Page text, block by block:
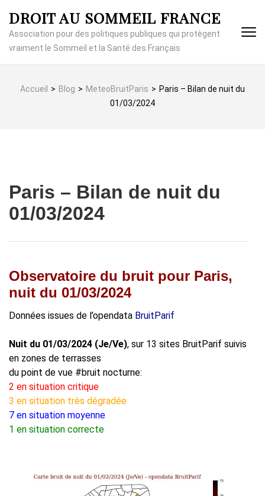
contenu
(Pressez
DROIT AU SOMMEIL FRANCE
Association pour des politiques publiques qui protègent
vraiment le Sommeil et la Santé des Français
Accueil > Blog > MeteoBruitParis > Paris – Bilan de nuit du
01/03/2024
Paris – Bilan de nuit du
01/03/2024
Observatoire du bruit pour Paris,
nuit du 01/03/2024
Données issues de l’opendata BruitParif
Nuit du 01/03/2024 (Je/Ve), sur 13 sites BruitParif suivis
en zones de terrasses
du point de vue #bruit nocturne:
2 en situation critique
3 en situation très dégradée
7 en situation moyenne
1 en situation correcte